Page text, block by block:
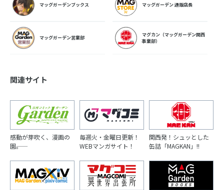
マッグガーデンブックス マッグガーデン 通販店長
マッグガーデン営業部
マグカン（マッグガーデン関西
事業部）
関連サイト
感動が芽吹く、漫画の
園――。
毎週火・金曜日更新！
WEBマンガサイト！
関西発！シュッとした
缶詰「MAGKAN」!!